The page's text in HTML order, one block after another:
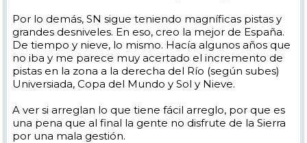
Por lo demás, SN sigue teniendo magníficas pistas y
grandes desniveles. En eso, creo la mejor de España.
De tiempo y nieve, lo mismo. Hacía algunos años que
no iba y me parece muy acertado el incremento de
pistas en la zona a la derecha del Río (según subes)
Universiada, Copa del Mundo y Sol y Nieve.
A ver si arreglan lo que tiene fácil arreglo, por que es
una pena que al final la gente no disfrute de la Sierra
por una mala gestión.